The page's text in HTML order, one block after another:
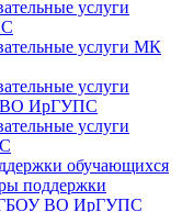
услуги
услуги МК
услуги
ИрГУПС
услуги
обучающихся
поддержки
ВО ИрГУПС